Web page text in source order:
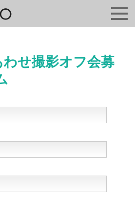
せ撮影オフ会募